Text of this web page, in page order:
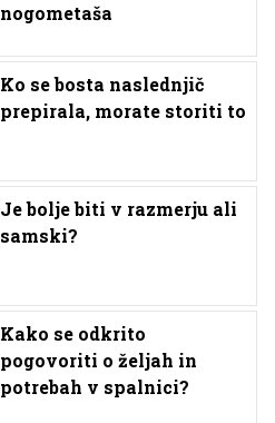
nogometaša
Ko se bosta naslednjič
prepirala, morate storiti to
Je bolje biti v razmerju ali
samski?
Kako se odkrito
pogovoriti o željah in
potrebah v spalnici?